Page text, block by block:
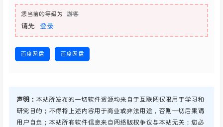
您当前的等级为 游客
请先 登录
百度网盘 百度网盘
声明： 本站所发布的一切软件资源均来自于互联网仅限用于学习和
研究目的；不得将上述内容用于商业或非法用途，否则一切后果请
用户自负；本站所有软件信息来自网络版权争议与本站无关；您必